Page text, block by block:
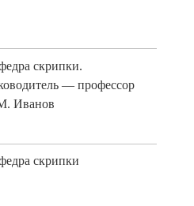
скрипки.
— профессор
Иванов
скрипки